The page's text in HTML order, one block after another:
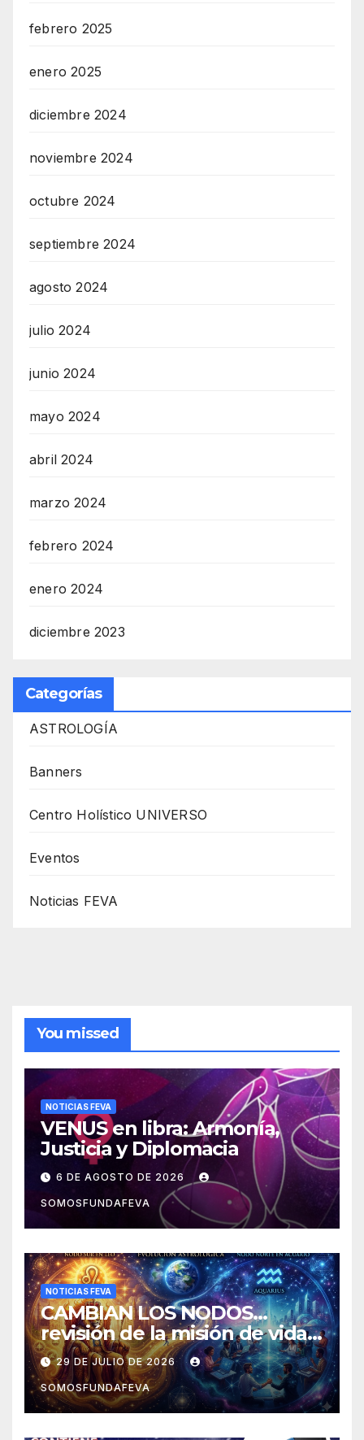
febrero 2025
enero 2025
diciembre 2024
noviembre 2024
octubre 2024
septiembre 2024
agosto 2024
julio 2024
junio 2024
mayo 2024
abril 2024
marzo 2024
febrero 2024
enero 2024
diciembre 2023
Categorías
ASTROLOGÍA
Banners
Centro Holístico UNIVERSO
Eventos
Noticias FEVA
You missed
NOTICIAS FEVA
VENUS en libra: Armonía,
Justicia y Diplomacia
6 DE AGOSTO DE 2026
SOMOSFUNDAFEVA
NOTICIAS FEVA
CAMBIAN LOS NODOS…
revisión de la misión de vida y
experiencias
29 DE JULIO DE 2026
SOMOSFUNDAFEVA